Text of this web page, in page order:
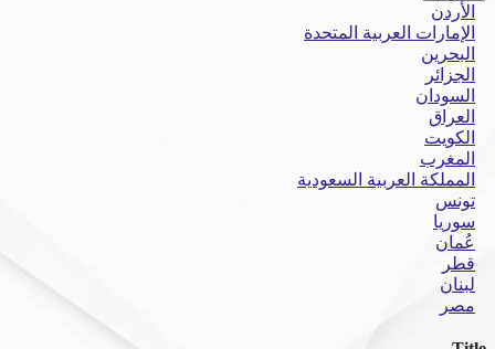
الأردن
الإمارات العربية المتحدة
البحرين
الجزائر
السودان
العراق
الكويت
المغرب
المملكة العربية السعودية
تونس
سوريا
عُمان
قطر
لبنان
مصر